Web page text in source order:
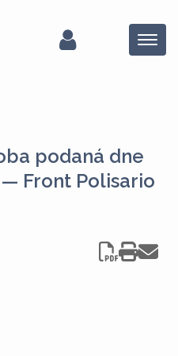
Menu
podaná dne
Front Polisario